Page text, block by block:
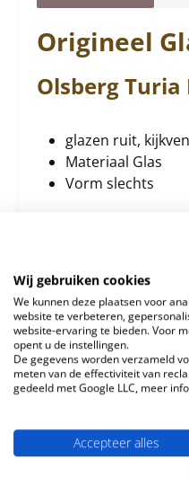
Origineel
OlsbergTuria
glazen ruit,
Materiaal Glas
Vorm slechts
Toebehoren
Productgalerij
Wij gebruiken cookies
We kunnen deze plaatsen voor
website te verbeteren,
website-ervaring te bieden. Voor
opent u de instellingen.
De gegevens worden verzameld
meten van de effectiviteit van
gedeeld met Google LLC, meer
Accepteer alles